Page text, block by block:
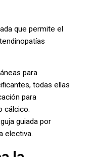
que permite el
para
todas ellas
para
cálcico.
guiada por
electiva.